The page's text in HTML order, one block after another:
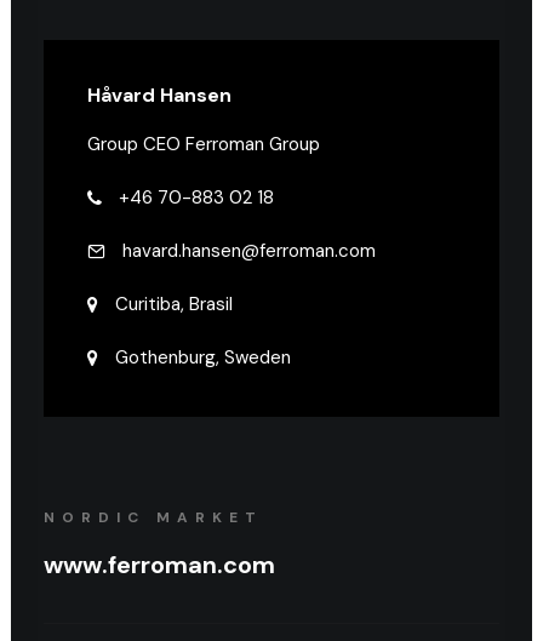
Håvard Hansen
Group CEO Ferroman Group
+46 70-883 02 18
havard.hansen@ferroman.com
Curitiba, Brasil
Gothenburg, Sweden
NORDIC MARKET
www.ferroman.com